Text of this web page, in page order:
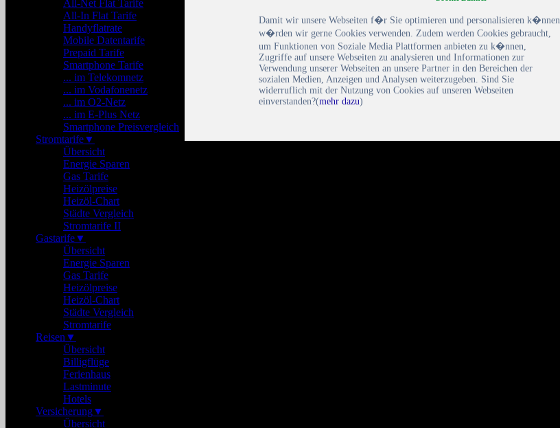
All-Net Flat Tarife
All-In Flat Tarife
Handyflatrate
Mobile Datentarife
Prepaid Tarife
Smartphone Tarife
... im Telekomnetz
... im Vodafonenetz
... im O2-Netz
... im E-Plus Netz
Smartphone Preisvergleich
Stromtarife▼
Übersicht
Energie Sparen
Gas Tarife
Heizölpreise
Heizöl-Chart
Städte Vergleich
Stromtarife II
Gastarife▼
Übersicht
Energie Sparen
Gas Tarife
Heizölpreise
Heizöl-Chart
Städte Vergleich
Stromtarife
Reisen ▼
Übersicht
Billigflüge
Ferienhaus
Lastminute
Hotels
Versicherung▼
Übersicht
Damit wir unsere Webseiten f�r Sie optimieren und personalisieren k�nnen
w�rden wir gerne Cookies verwenden. Zudem werden Cookies gebraucht,
um Funktionen von Soziale Media Plattformen anbieten zu k�nnen,
Zugriffe auf unsere Webseiten zu analysieren und Informationen zur
Verwendung unserer Webseiten an unsere Partner in den Bereichen der
sozialen Medien, Anzeigen und Analysen weiterzugeben. Sind Sie
widerruflich mit der Nutzung von Cookies auf unseren Webseiten
einverstanden?(mehr dazu)